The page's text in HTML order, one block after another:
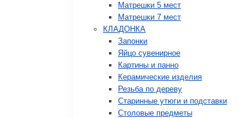
Матрешки 5 мест
Матрешки 7 мест
КЛАДОНКА
Запонки
Яйцо сувенирное
Картины и панно
Керамические изделия
Резьба по дереву
Старинные утюги и подставки
Столовые предметы